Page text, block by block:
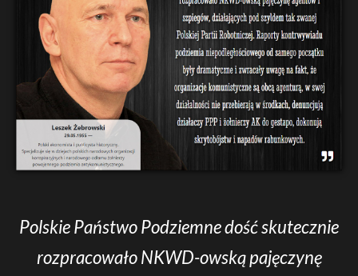
Polskie Państwo Podziemne dość skutecznie
rozpracowało NKWD-owską pajęczynę